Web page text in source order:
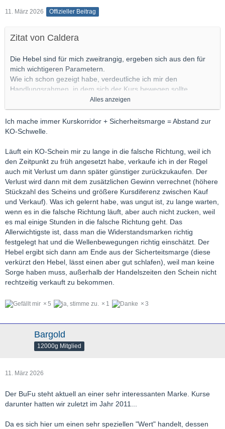
11. März 2026 Offizieller Beitrag
Zitat von Caldera
Die Hebel sind für mich zweitrangig, ergeben sich aus den für
mich wichtigeren Parametern.
Wie ich schon gezeigt habe, verdeutliche ich mir den
Handlungsrahmen, in dem sich der Kurs bewegen sollte
(Kurskorridore) bzw. Korridor für die zu erwartende
Kursformation.
Dies ist wichtig für das Setzen der KO-Schwellen, um keinen
Ausfall zu riskieren.
Start und Ziel (Ein/Ausstieg ) klar, sowie die
Bewegungsbreite zwischen beiden Punkten und damit wird die
Sache, einen passenden Put/Call, Short/long zu finden einfach
und der Hebel ergibt sich daraus.
Wer mit dem Hebel anfängt, ist schon auf der Verliererseite.
Alles anzeigen
Ich mache immer Kurskorridor + Sicherheitsmarge = Abstand zur
KO-Schwelle.
Läuft ein KO-Schein mir zu lange in die falsche Richtung, weil ich
den Zeitpunkt zu früh angesetzt habe, verkaufe ich in der Regel
auch mit Verlust um dann später günstiger zurückzukaufen. Der
Verlust wird dann mit dem zusätzlichen Gewinn verrechnet (höhere
Stückzahl des Scheins und größere Kursdiferenz zwischen Kauf
und Verkauf). Was ich gelernt habe, was ungut ist, zu lange warten,
wenn es in die falsche Richtung läuft, aber auch nicht zucken, weil
es mal einige Stunden in die falsche Richtung geht. Das
Allerwichtigste ist, dass man die Widerstandsmarken richtig
festgelegt hat und die Wellenbewegungen richtig einschätzt. Der
Hebel ergibt sich dann am Ende aus der Sicherteitsmarge (diese
verkürzt den Hebel, lässt einen aber gut schlafen), weil man keine
Sorge haben muss, außerhalb der Handelszeiten den Schein nicht
rechtzeitig verkauft zu bekommen.
5 1 3
Bargold
12000g Mitglied
11. März 2026
Der BuFu steht aktuell an einer sehr interessanten Marke. Kurse
darunter hatten wir zuletzt im Jahr 2011...
Da es sich hier um einen sehr speziellen "Wert" handelt, dessen